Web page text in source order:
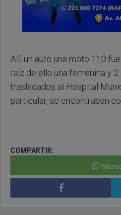
Allí un auto una moto 110
raíz de ello una femenina y
trasladados al Hospital
particular, se encontraban
COMPARTIR: